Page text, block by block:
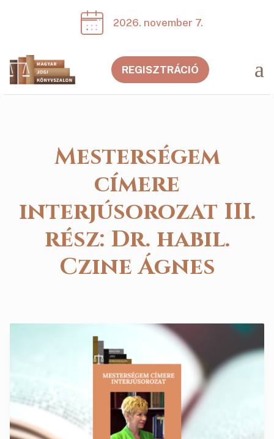
2026. november 7.
REGISZTRÁCIÓ a
Mesterségem
címere
interjúsorozat III.
rész: Dr. habil.
Czine Ágnes